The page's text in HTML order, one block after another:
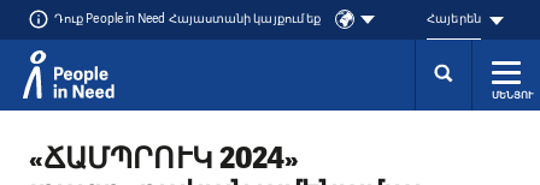
Դուք People in Need Հայաստանի կայքում եք Հայերեն
ՄԵՆՅՈՒ
«ՃԱՄՊՐՈՒԿ 2024»